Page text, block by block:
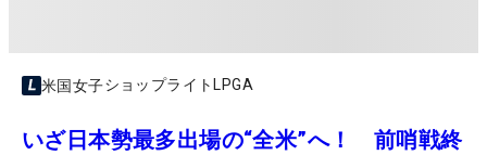
米国女子ショップライトLPGA
いざ日本勢最多出場の“全米”へ！ 前哨戦終